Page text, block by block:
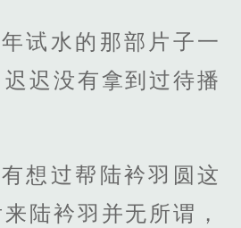
试水的那部片子一
迟没有拿到过待播
想过帮陆衿羽圆这
陆衿羽并无所谓，